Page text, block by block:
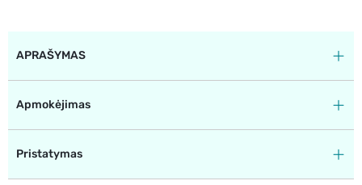
APRAŠYMAS
Apmokėjimas
Pristatymas